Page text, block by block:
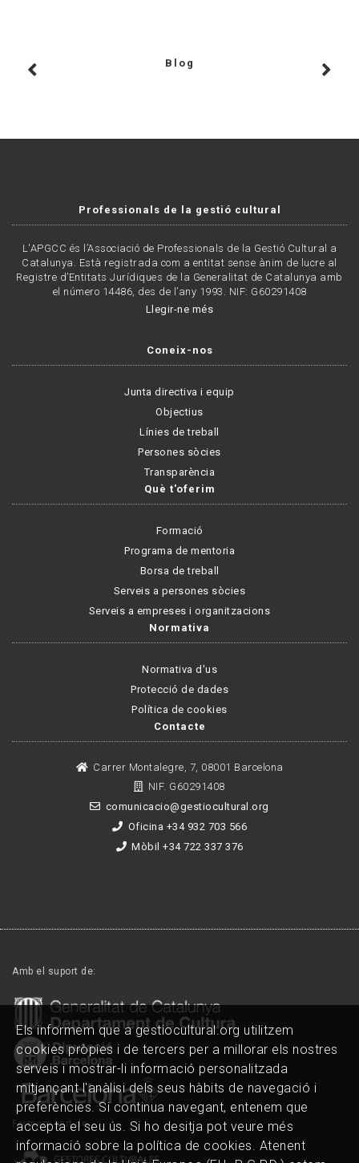
Blog
Professionals de la gestió cultural
L'APGCC és l’Associació de Professionals de la Gestió Cultural a
Catalunya. Està registrada com a entitat sense ànim de lucre al
Registre d’Entitats Jurídiques de la Generalitat de Catalunya amb
el número 14486, des de l’any 1993. NIF: G60291408
Llegir-ne més
Coneix-nos
Junta directiva i equip
Objectius
Línies de treball
Persones sòcies
Transparència
Què t'oferim
Formació
Programa de mentoria
Borsa de treball
Serveis a persones sòcies
Serveis a empreses i organitzacions
Normativa
Normativa d'us
Protecció de dades
Política de cookies
Contacte
Carrer Montalegre, 7, 08001 Barcelona
NIF. G60291408
comunicacio@gestiocultural.org
Oficina +34 932 703 566
Mòbil +34 722 337 376
Amb el suport de:
Formem part de:
Els informem que a gestiocultural.org utilitzem
cookies pròpies i de tercers per a millorar els nostres
serveis i mostrar-li informació personalitzada
mitjançant l'anàlisi dels seus hàbits de navegació i
preferències. Si continua navegant, entenem que
accepta el seu ús. Si ho desitja pot veure més
informació sobre la política de cookies. Atenent